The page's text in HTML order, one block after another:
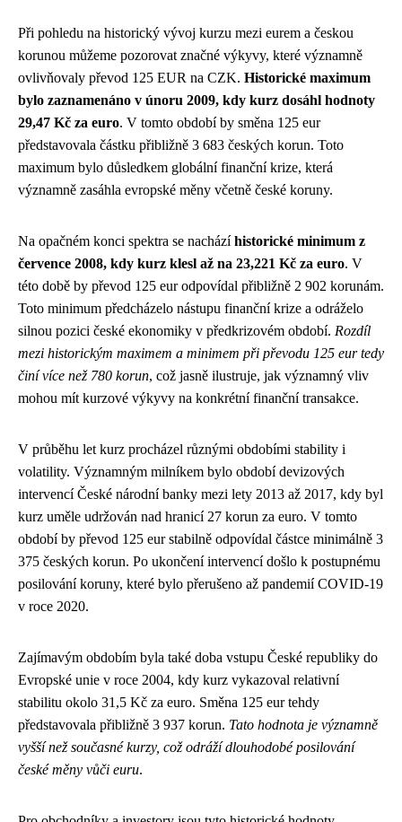
Při pohledu na historický vývoj kurzu mezi eurem a českou
korunou můžeme pozorovat značné výkyvy, které významně
ovlivňovaly převod 125 EUR na CZK. Historické maximum
bylo zaznamenáno v únoru 2009, kdy kurz dosáhl hodnoty
29,47 Kč za euro. V tomto období by směna 125 eur
představovala částku přibližně 3 683 českých korun. Toto
maximum bylo důsledkem globální finanční krize, která
významně zasáhla evropské měny včetně české koruny.
Na opačném konci spektra se nacházíhistorické minimum z
července 2008, kdy kurz klesl až na 23,221 Kč za euro. V
této době by převod 125 eur odpovídal přibližně 2 902 korunám.
Toto minimum předcházelo nástupu finanční krize a odráželo
silnou pozici české ekonomiky v předkrizovém období. Rozdíl
mezi historickým maximem a minimem při převodu 125 eur tedy
činí více než 780 korun, což jasně ilustruje, jak významný vliv
mohou mít kurzové výkyvy na konkrétní finanční transakce.
V průběhu let kurz procházel různými obdobími stability i
volatility. Významným milníkem bylo období devizových
intervencí České národní banky mezi lety 2013 až 2017, kdy byl
kurz uměle udržován nad hranicí 27 korun za euro. V tomto
období by převod 125 eur stabilně odpovídal částce minimálně 3
375 českých korun. Po ukončení intervencí došlo k postupnému
posilování koruny, které bylo přerušeno až pandemií COVID-19
v roce 2020.
Zajímavým obdobím byla také doba vstupu České republiky do
Evropské unie v roce 2004, kdy kurz vykazoval relativní
stabilitu okolo 31,5 Kč za euro. Směna 125 eur tehdy
představovala přibližně 3 937 korun. Tato hodnota je významně
vyšší než současné kurzy, což odráží dlouhodobé posilování
české měny vůči euru.